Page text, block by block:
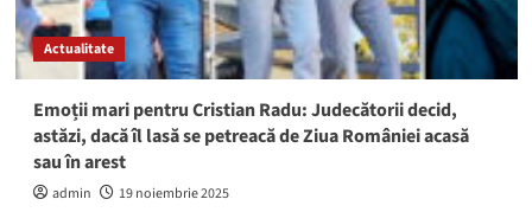
decide,
mâine,
dacă
primarul
își
petrece
sărbătorile
în
Actualitate
Emoții mari pentru Cristian Radu: Judecătorii decid,
astăzi, dacă îl lasă se petreacă de Ziua României acasă
sau în arest
admin
19 noiembrie 2025